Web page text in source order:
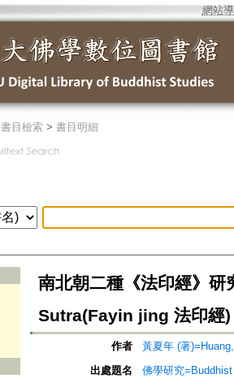
網站
書目檢索> 書目明細
南北朝二種《法印經》
Sutra(Fayin jing 法印
作者
黃夏年 (著
出處題名
佛學研究